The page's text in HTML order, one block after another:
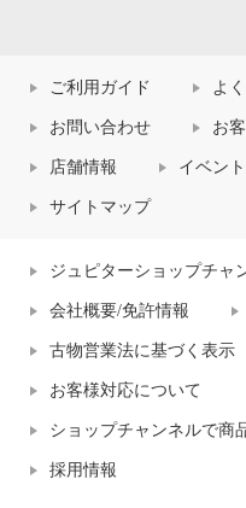
ご利用ガイド よ
お問い合わせ お
店舗情報 イベン
サイトマップ
ジュピターショップチャ
会社概要/免許情報
古物営業法に基づく表示
お客様対応について
ショップチャンネルで商
採用情報